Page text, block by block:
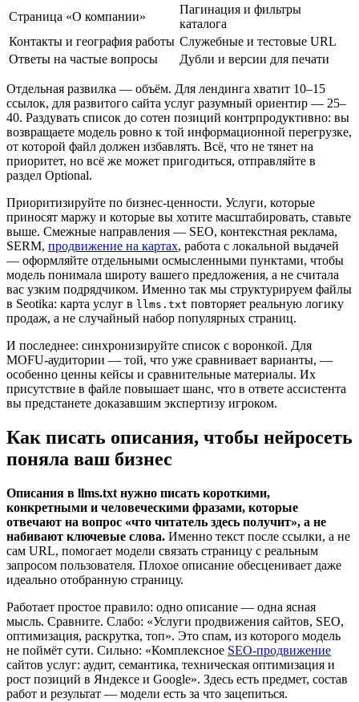
Страница «О компании»
Пагинация и фильтры
каталога
Контакты и география работы Служебные и тестовые URL
Ответы на частые вопросы
Дубли и версии для печати
Отдельная развилка — объём. Для лендинга хватит 10–15
ссылок, для развитого сайта услуг разумный ориентир — 25–
40. Раздувать список до сотен позиций контрпродуктивно: вы
возвращаете модель ровно к той информационной перегрузке,
от которой файл должен избавлять. Всё, что не тянет на
приоритет, но всё же может пригодиться, отправляйте в
раздел Optional.
Приоритизируйте по бизнес-ценности. Услуги, которые
приносят маржу и которые вы хотите масштабировать, ставьте
выше. Смежные направления — SEO, контекстная реклама,
SERM, продвижение на картах, работа с локальной выдачей
— оформляйте отдельными осмысленными пунктами, чтобы
модель понимала широту вашего предложения, а не считала
вас узким подрядчиком. Именно так мы структурируем файлы
в Seotika: карта услуг в llms.txt повторяет реальную логику
продаж, а не случайный набор популярных страниц.
И последнее: синхронизируйте список с воронкой. Для
MOFU-аудитории — той, что уже сравнивает варианты, —
особенно ценны кейсы и сравнительные материалы. Их
присутствие в файле повышает шанс, что в ответе ассистента
вы предстанете доказавшим экспертизу игроком.
Как писать описания, чтобы нейросеть
поняла ваш бизнес
Описания в llms.txt нужно писать короткими,
конкретными и человеческими фразами, которые
отвечают на вопрос «что читатель здесь получит», а не
набивают ключевые слова. Именно текст после ссылки, а не
сам URL, помогает модели связать страницу с реальным
запросом пользователя. Плохое описание обесценивает даже
идеально отобранную страницу.
Работает простое правило: одно описание — одна ясная
мысль. Сравните. Слабо: «Услуги продвижения сайтов, SEO,
оптимизация, раскрутка, топ». Это спам, из которого модель
не поймёт сути. Сильно: «Комплексное SEO-продвижение
сайтов услуг: аудит, семантика, техническая оптимизация и
рост позиций в Яндексе и Google». Здесь есть предмет, состав
работ и результат — модели есть за что зацепиться.